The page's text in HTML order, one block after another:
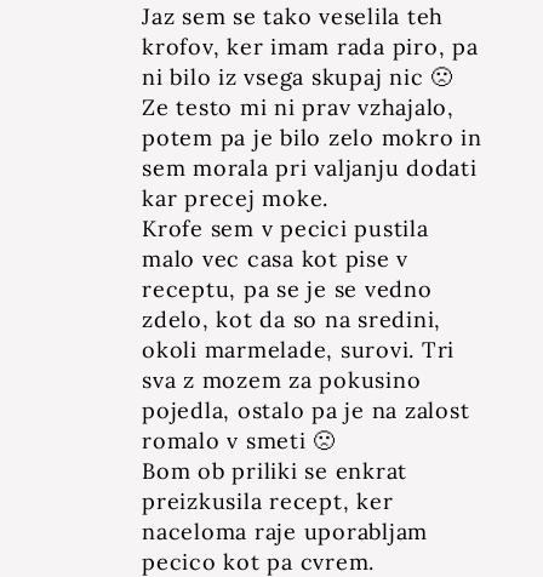
Jaz sem se tako veselila teh
krofov, ker imam rada piro, pa
ni bilo iz vsega skupaj nic 🙁
Ze testo mi ni prav vzhajalo,
potem pa je bilo zelo mokro in
sem morala pri valjanju dodati
kar precej moke.
Krofe sem v pecici pustila
malo vec casa kot pise v
receptu, pa se je se vedno
zdelo, kot da so na sredini,
okoli marmelade, surovi. Tri
sva z mozem za pokusino
pojedla, ostalo pa je na zalost
romalo v smeti 🙁
Bom ob priliki se enkrat
preizkusila recept, ker
naceloma raje uporabljam
pecico kot pa cvrem.